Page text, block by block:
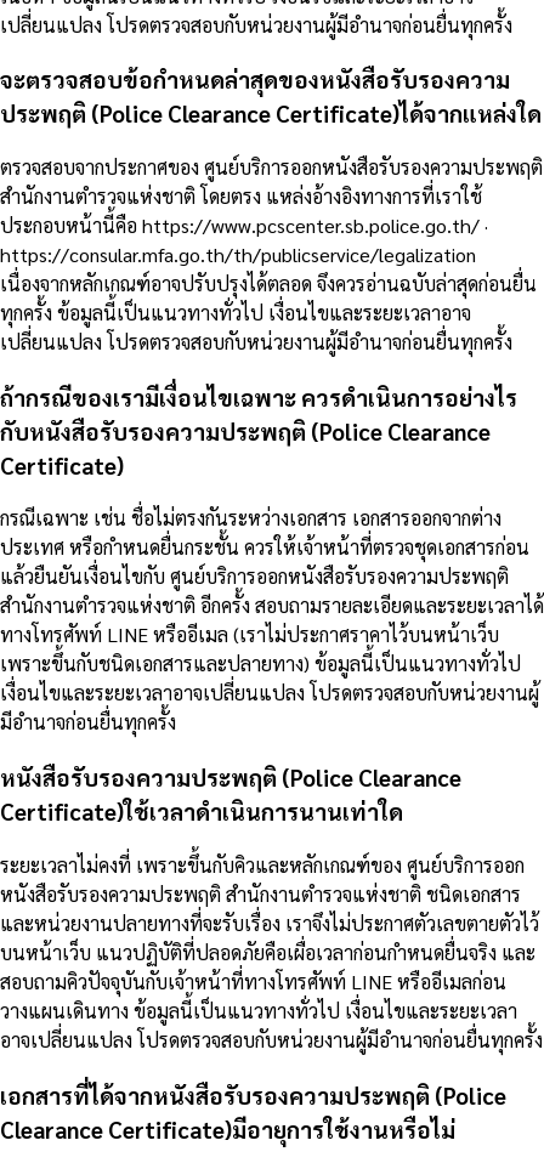
เปลี่ยนแปลง โปรดตรวจสอบกับหน่วยงานผู้มีอำนาจก่อนยื่นทุกครั้ง
จะตรวจสอบข้อกำหนดล่าสุดของหนังสือรับรองความ
ประพฤติ (Police Clearance Certificate)ได้จากแหล่งใด
ตรวจสอบจากประกาศของ ศูนย์บริการออกหนังสือรับรองความประพฤติ
สำนักงานตำรวจแห่งชาติ โดยตรง แหล่งอ้างอิงทางการที่เราใช้
ประกอบหน้านี้คือ https://www.pcscenter.sb.police.go.th/ ·
https://consular.mfa.go.th/th/publicservice/legalization
เนื่องจากหลักเกณฑ์อาจปรับปรุงได้ตลอด จึงควรอ่านฉบับล่าสุดก่อนยื่น
ทุกครั้ง ข้อมูลนี้เป็นแนวทางทั่วไป เงื่อนไขและระยะเวลาอาจ
เปลี่ยนแปลง โปรดตรวจสอบกับหน่วยงานผู้มีอำนาจก่อนยื่นทุกครั้ง
ถ้ากรณีของเรามีเงื่อนไขเฉพาะ ควรดำเนินการอย่างไร
กับหนังสือรับรองความประพฤติ (Police Clearance
Certificate)
กรณีเฉพาะ เช่น ชื่อไม่ตรงกันระหว่างเอกสาร เอกสารออกจากต่าง
ประเทศ หรือกำหนดยื่นกระชั้น ควรให้เจ้าหน้าที่ตรวจชุดเอกสารก่อน
แล้วยืนยันเงื่อนไขกับ ศูนย์บริการออกหนังสือรับรองความประพฤติ
สำนักงานตำรวจแห่งชาติ อีกครั้ง สอบถามรายละเอียดและระยะเวลาได้
ทางโทรศัพท์ LINE หรืออีเมล (เราไม่ประกาศราคาไว้บนหน้าเว็บ
เพราะขึ้นกับชนิดเอกสารและปลายทาง) ข้อมูลนี้เป็นแนวทางทั่วไป
เงื่อนไขและระยะเวลาอาจเปลี่ยนแปลง โปรดตรวจสอบกับหน่วยงานผู้
มีอำนาจก่อนยื่นทุกครั้ง
หนังสือรับรองความประพฤติ (Police Clearance
Certificate)ใช้เวลาดำเนินการนานเท่าใด
ระยะเวลาไม่คงที่ เพราะขึ้นกับคิวและหลักเกณฑ์ของ ศูนย์บริการออก
หนังสือรับรองความประพฤติ สำนักงานตำรวจแห่งชาติ ชนิดเอกสาร
และหน่วยงานปลายทางที่จะรับเรื่อง เราจึงไม่ประกาศตัวเลขตายตัวไว้
บนหน้าเว็บ แนวปฏิบัติที่ปลอดภัยคือเผื่อเวลาก่อนกำหนดยื่นจริง และ
สอบถามคิวปัจจุบันกับเจ้าหน้าที่ทางโทรศัพท์ LINE หรืออีเมลก่อน
วางแผนเดินทาง ข้อมูลนี้เป็นแนวทางทั่วไป เงื่อนไขและระยะเวลา
อาจเปลี่ยนแปลง โปรดตรวจสอบกับหน่วยงานผู้มีอำนาจก่อนยื่นทุกครั้ง
เอกสารที่ได้จากหนังสือรับรองความประพฤติ (Police
Clearance Certificate)มีอายุการใช้งานหรือไม่